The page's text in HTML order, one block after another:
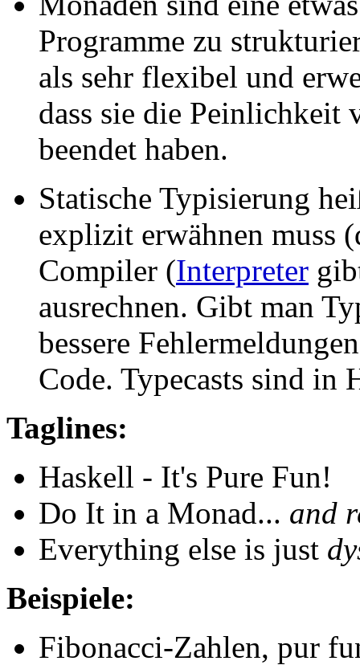
Programme zu
als sehr flexibel und
dass sie die
beendet haben.
Statische Typisierung
explizit erwähnen muss
Compiler (Interpreter
ausrechnen. Gibt man
bessere
Code. Typecasts sind
Taglines:
Haskell - It's Pure Fun!
Do It in a Monad... and
Everything else is just
Beispiele:
Fibonacci-Zahlen, pur